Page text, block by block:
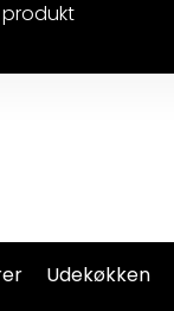
Udekøkken